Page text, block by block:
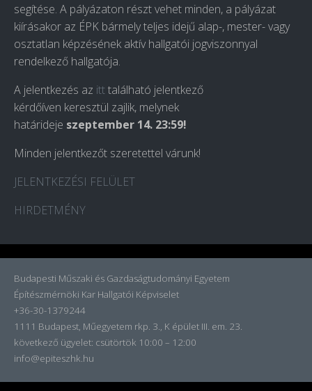
segítése. A pályázaton részt vehet minden, a pályázat
kiírásakor az ÉPK bármely teljes idejű alap-, mester- vagy
osztatlan képzésének aktív hallgatói jogviszonnyal
rendelkező hallgatója.
A jelentkezés az itttalálható jelentkező
kérdőíven keresztül zajlik, melynek
határideje szeptember 14. 23:59!
Minden jelentkezőt szeretettel várunk!
JELENTKEZÉSI FELÜLET
HIRDETMÉNY
Budapesti Műszaki és Gazdaságtudományi Egyetem
Építészmérnöki Kar Hallgatói Képviselet
+36-30-1379244
1111 Budapest, Műegyetem rkp. 3., K épület III. em. 23.
következő ügyelet: csütörtök 10:00 – 12:00
info@epiteszhk.hu